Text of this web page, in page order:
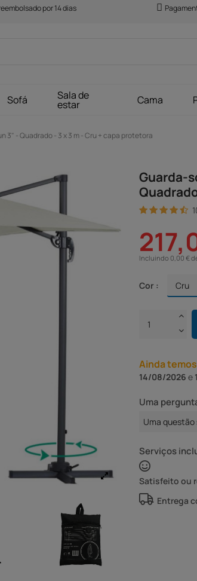
por 14 dias
Sofá Sala de
estar Cama
3" - Quadrado - 3 x 3 m - Cru + capa protetora
Guarda-
Incluindo 0,00 €
Cor :
Ainda
14/08/2026 e
Uma
Uma
Serviços
Satisfeito ou
Entrega